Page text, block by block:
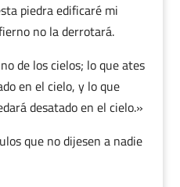
piedra edificaré mi
no la derrotará.
de los cielos; lo que ates
en el cielo, y lo que
desatado en el cielo.»
que no dijesen a nadie